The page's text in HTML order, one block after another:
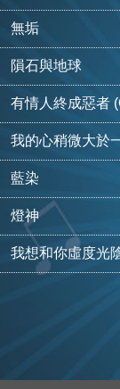
無垢
隕石與地球
有情人終成惡者
我的心稍微大於
藍染
燈神
我想和你虛度光